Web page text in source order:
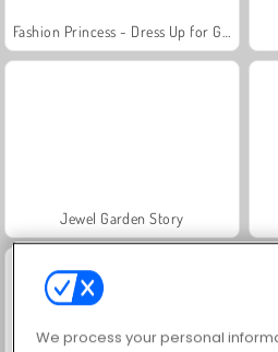
Jewel Garden Story
We process your personal